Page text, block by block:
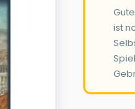
ist